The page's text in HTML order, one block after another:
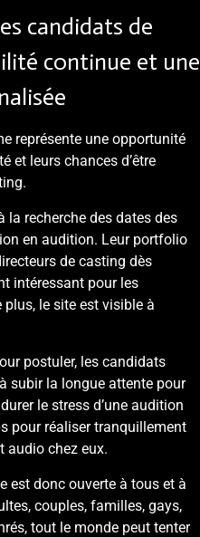
candidats de
continue et une
représente une opportunité
et leurs chances d’être
la recherche des dates des
en audition. Leur portfolio
de casting dès
intéressant pour les
le site est visible à
postuler, les candidats
subir la longue attente pour
le stress d’une audition
pour réaliser tranquillement
audio chez eux.
est donc ouverte à tous et à
couples, familles, gays,
tout le monde peut tenter